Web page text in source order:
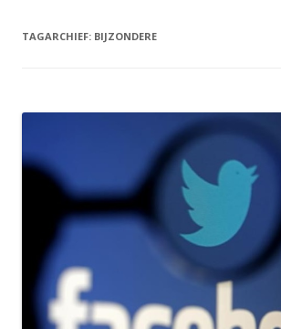
TAGARCHIEF: BIJZONDERE